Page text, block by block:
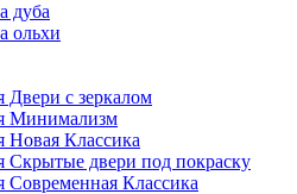
дуба
ольхи
Двери с зеркалом
Минимализм
Новая Классика
Скрытые двери под покраску
Современная Классика